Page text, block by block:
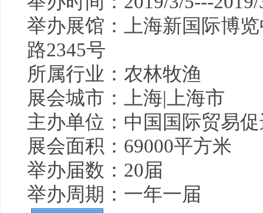
举办展馆：上海新国际博
路2345号
所属行业：农林牧渔
展会城市：上海|上海市
主办单位：中国国际贸易
展会面积：69000平方米
举办届数：20届
举办周期：一年一届